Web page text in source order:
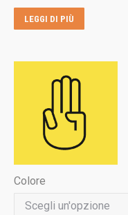
LEGGI DI PIÙ
Colore